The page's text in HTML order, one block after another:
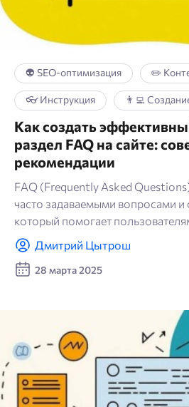
👽 SEO-оптимизация ✏️
👓 Инструкция 👨‍💻
Как создать
раздел FAQ на сайте:
рекомендации
FAQ (Frequently Asked
часто задаваемыми вопросами и
который помогает
Дмитрий Цытрош
28 марта 2025